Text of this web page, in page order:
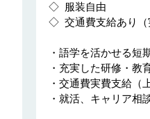
◇ 服装自由
◇ 交通費支給あり（
・語学を活かせる短
・充実した研修・教
・交通費実費支給（
・就活、キャリア相